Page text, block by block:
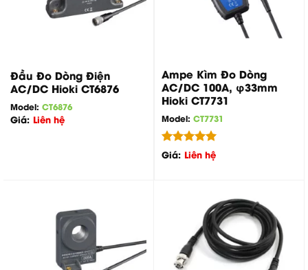
Đầu Đo Dòng Điện
AC/DC Hioki CT6876
Model: CT6876
Giá: Liên hệ
Ampe Kìm Đo Dòng
AC/DC 100A, φ33mm
Hioki CT7731
Model: CT7731
Được xếp
Giá: Liên hệ